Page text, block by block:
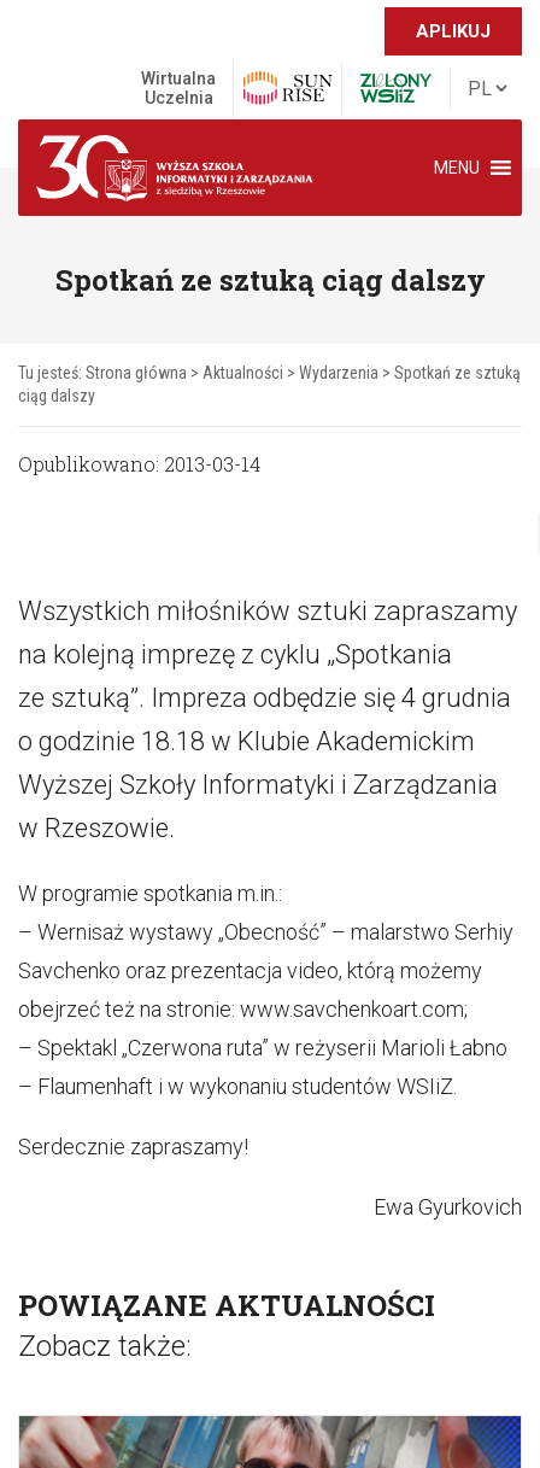
APLIKUJ
Wirtualna
Uczelnia
MENU
Spotkań ze sztuką ciąg dalszy
Tu jesteś: Strona główna > Aktualności > Wydarzenia > Spotkań ze sztuką
ciąg dalszy
Opublikowano: 2013-03-14
Wszystkich miłośników sztuki zapraszamy
na kolejną imprezę z cyklu „Spotkania
ze sztuką”. Impreza odbędzie się 4 grudnia
o godzinie 18.18 w Klubie Akademickim
Wyższej Szkoły Informatyki i Zarządzania
w Rzeszowie.
W programie spotkania m.in.:
– Wernisaż wystawy „Obecność” – malarstwo Serhiy
Savchenko oraz prezentacja video, którą możemy
obejrzeć też na stronie: www.savchenkoart.com;
– Spektakl „Czerwona ruta” w reżyserii Marioli Łabno
– Flaumenhaft i w wykonaniu studentów WSIiZ.
Serdecznie zapraszamy!
Ewa Gyurkovich
POWIĄZANE AKTUALNOŚCI
Zobacz także: